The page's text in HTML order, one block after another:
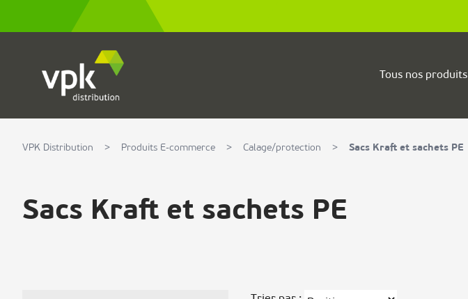
Tous nos produits
VPK Distribution > Produits E-commerce > Calage/protection > Sacs Kraft et sachets PE
Sacs Kraft et sachets PE